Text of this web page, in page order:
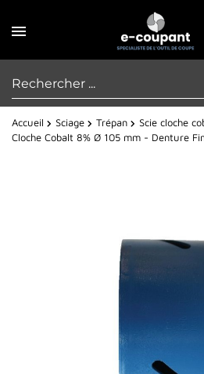
Accueil Sciage Trépan Scie cloche
Cloche Cobalt 8% Ø 105 mm - Denture